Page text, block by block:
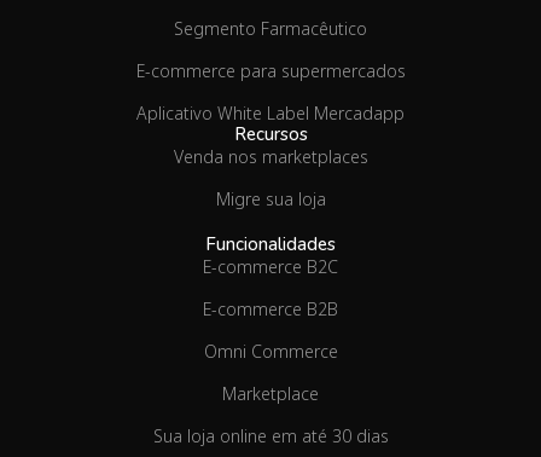
Segmento Farmacêutico
E-commerce para supermercados
Aplicativo White Label Mercadapp
Recursos
Venda nos marketplaces
Migre sua loja
Funcionalidades
E-commerce B2C
E-commerce B2B
Omni Commerce
Marketplace
Sua loja online em até 30 dias